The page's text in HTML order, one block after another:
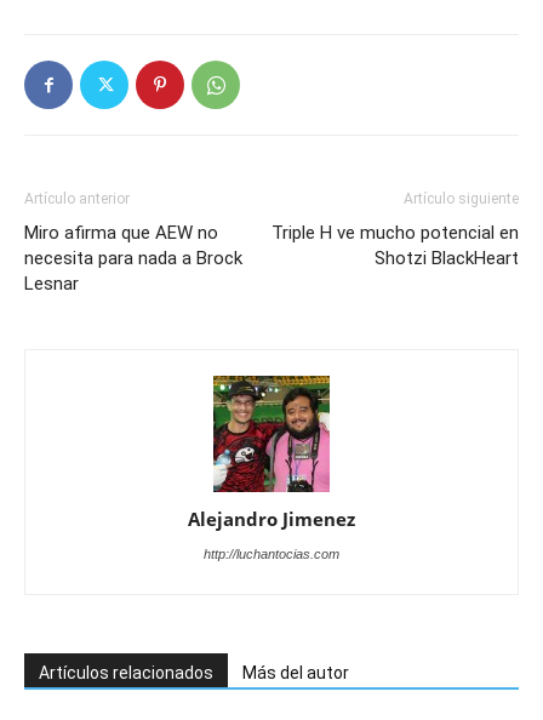
Artículo anterior
Miro afirma que AEW no
necesita para nada a Brock
Lesnar
Artículo siguiente
Triple H ve mucho potencial en
Shotzi BlackHeart
Alejandro Jimenez
http://luchantocias.com
Artículos relacionados Más del autor